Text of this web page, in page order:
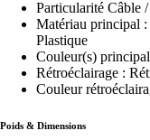
Particularité Câble
Matériau principal
Plastique
Couleur(s)
Rétroéclairage :
Couleur
Poids & Dimensions